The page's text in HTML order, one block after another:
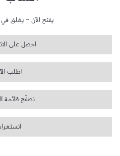
يفتح الآن - يغلق
احصل على
اطلب
تصفّح قائمة